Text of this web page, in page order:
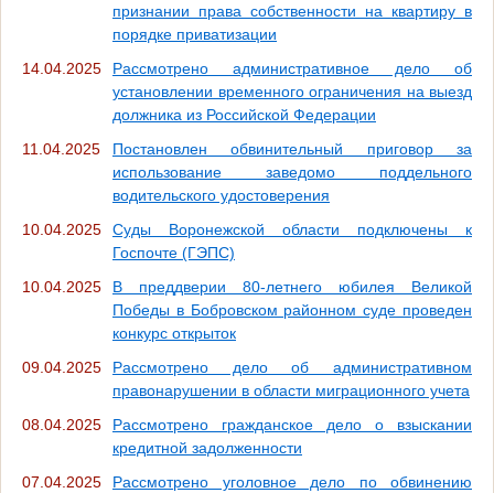
признании права собственности на квартиру в
порядке приватизации
14.04.2025
Рассмотрено административное дело об
установлении временного ограничения на выезд
должника из Российской Федерации
11.04.2025
Постановлен обвинительный приговор за
использование заведомо поддельного
водительского удостоверения
10.04.2025
Суды Воронежской области подключены к
Госпочте (ГЭПС)
10.04.2025
В преддверии 80-летнего юбилея Великой
Победы в Бобровском районном суде проведен
конкурс открыток
09.04.2025
Рассмотрено дело об административном
правонарушении в области миграционного учета
08.04.2025
Рассмотрено гражданское дело о взыскании
кредитной задолженности
07.04.2025
Рассмотрено уголовное дело по обвинению